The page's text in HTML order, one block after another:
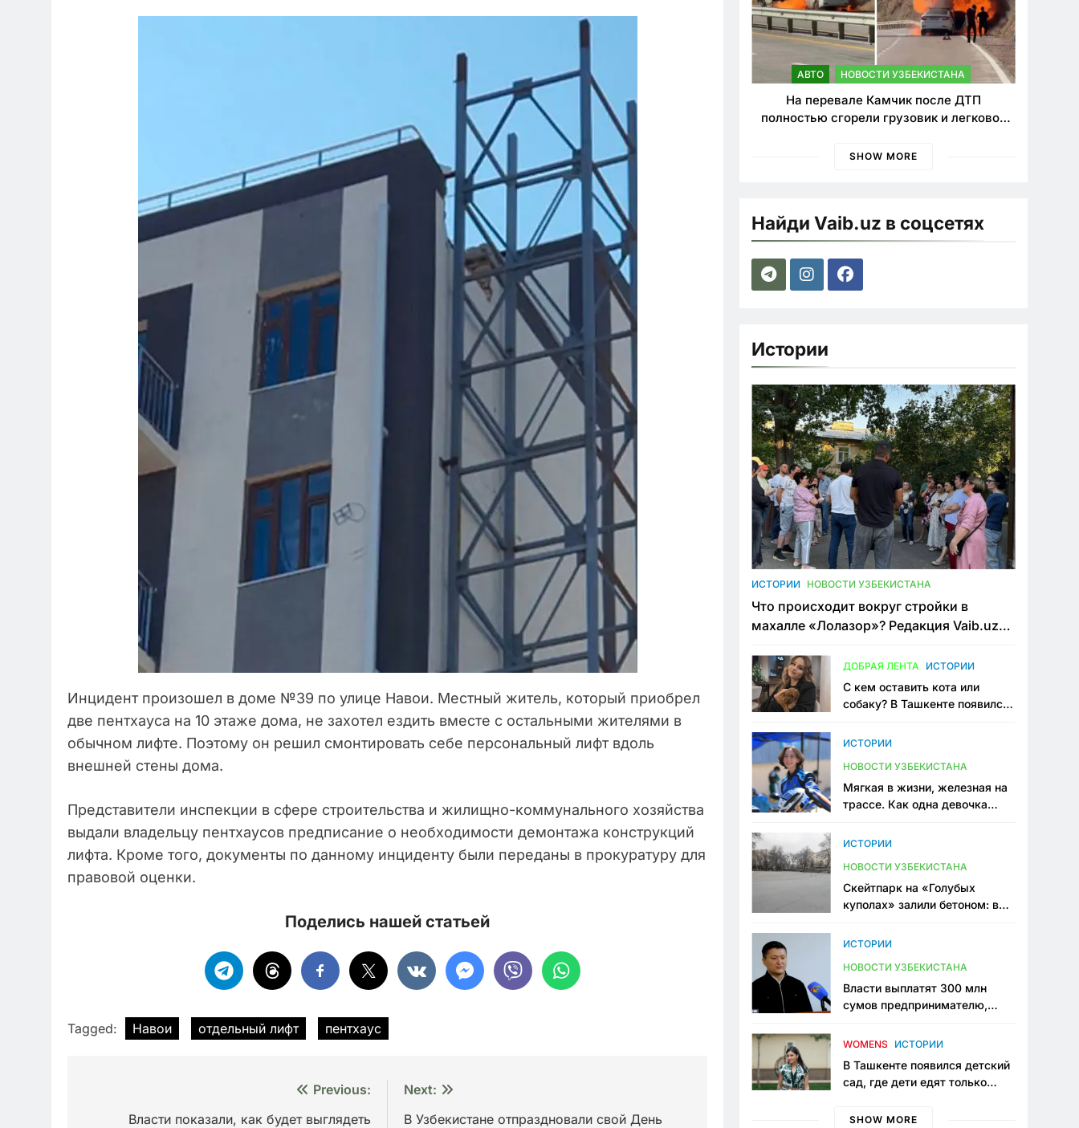
Инцидент произошел в доме №39 по улице Навои. Местный житель, который приобрел
две пентхауса на 10 этаже дома, не захотел ездить вместе с остальными жителями в
обычном лифте. Поэтому он решил смонтировать себе персональный лифт вдоль
внешней стены дома.
Представители инспекции в сфере строительства и жилищно-коммунального хозяйства
выдали владельцу пентхаусов предписание о необходимости демонтажа конструкций
лифта. Кроме того, документы по данному инциденту были переданы в прокуратуру для
правовой оценки.
Поделись нашей статьей
Tagged: Навои отдельный лифт пентхаус
Previous:
Власти показали, как будет выглядеть
Next:
В Узбекистане отпраздновали свой День
АВТО НОВОСТИ УЗБЕКИСТАНА
На перевале Камчик после ДТП
полностью сгорели грузовик и легковой
SHOW MORE
Найди Vaib.uz в соцсетях
Истории
ИСТОРИИ НОВОСТИ УЗБЕКИСТАНА
Что происходит вокруг стройки в
махалле «Лолазор»? Редакция Vaib.uz
конфликта
ДОБРАЯ ЛЕНТА ИСТОРИИ
С кем оставить кота или
собаку? В Ташкенте появился
ИСТОРИИ
НОВОСТИ УЗБЕКИСТАНА
Мягкая в жизни, железная на
трассе. Как одна девочка
Узбекистане
ИСТОРИИ
НОВОСТИ УЗБЕКИСТАНА
Скейтпарк на «Голубых
куполах» залили бетоном: в
одно общественное
ИСТОРИИ
НОВОСТИ УЗБЕКИСТАНА
Власти выплатят 300 млн
сумов предпринимателю,
тюрьме по незаконному
WOMENS ИСТОРИИ
В Ташкенте появился детский
сад, где дети едят только
мама, которая устала просить
SHOW MORE